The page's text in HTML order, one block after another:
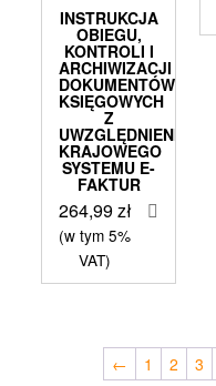
INSTRUKCJA
OBIEGU,
KONTROLI I
ARCHIWIZACJI
DOKUMENTÓW
KSIĘGOWYCH
Z
UWZGLĘDNIENIEM
KRAJOWEGO
SYSTEMU E-
FAKTUR
264,99zł
(w tym 5%
VAT)
← 1 2 3